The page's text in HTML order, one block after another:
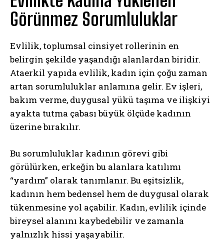
Görünmez Sorumluluklar
Evlilik, toplumsal cinsiyet rollerinin en
belirgin şekilde yaşandığı alanlardan biridir.
Ataerkil yapıda evlilik, kadın için çoğu zaman
artan sorumluluklar anlamına gelir. Ev işleri,
bakım verme, duygusal yükü taşıma ve ilişkiyi
ayakta tutma çabası büyük ölçüde kadının
üzerine bırakılır.
Bu sorumluluklar kadının görevi gibi
görülürken, erkeğin bu alanlara katılımı
“yardım” olarak tanımlanır. Bu eşitsizlik,
kadının hem bedensel hem de duygusal olarak
tükenmesine yol açabilir. Kadın, evlilik içinde
bireysel alanını kaybedebilir ve zamanla
yalnızlık hissi yaşayabilir.